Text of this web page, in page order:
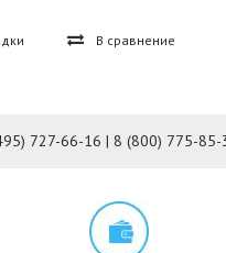
В сравнение
727-66-16 | 8 (800) 775-85-